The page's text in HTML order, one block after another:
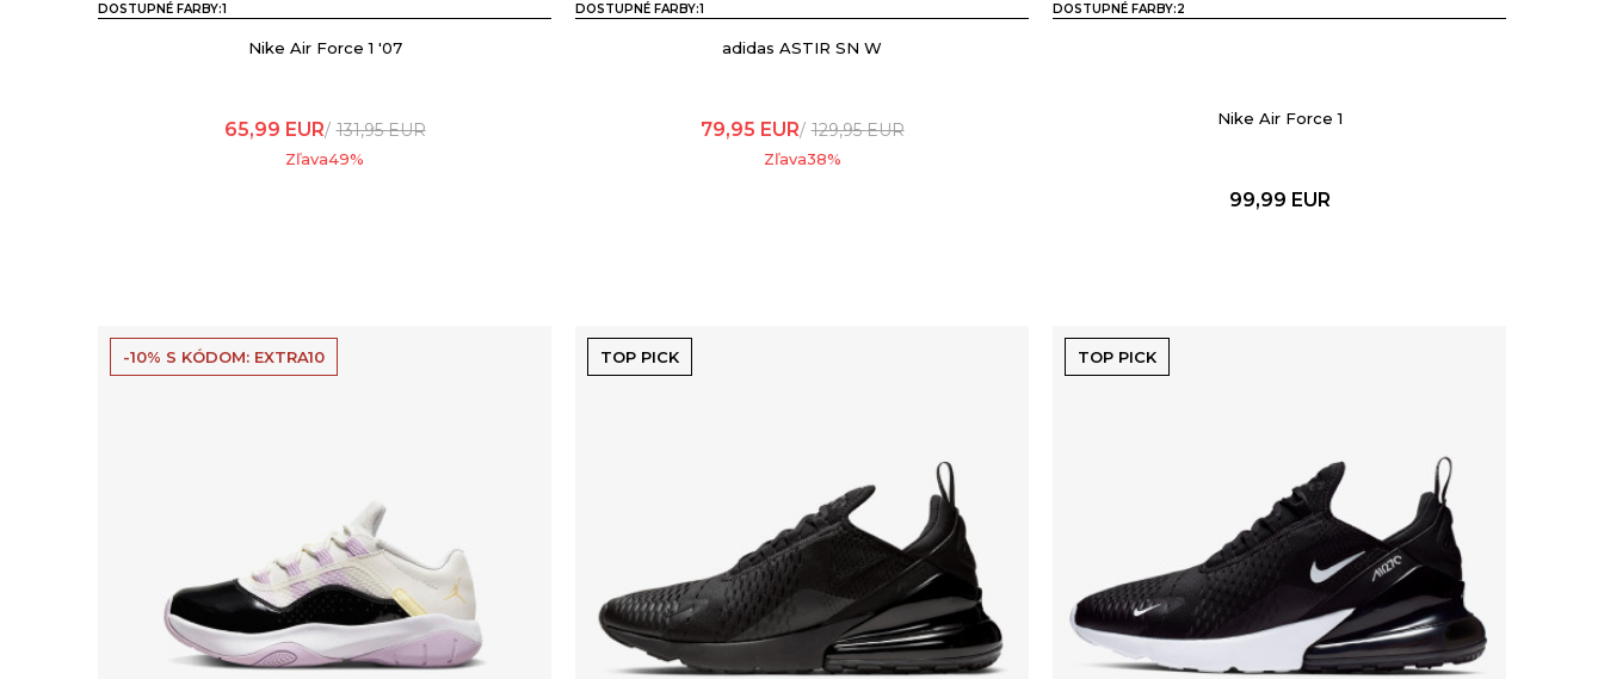
DOSTUPNÉ FARBY:1
Nike Air Force 1 '07
65,99 EUR 131,95EUR
Zľava49%
DOSTUPNÉ FARBY:1
adidas ASTIR SN W
79,95 EUR 129,95EUR
Zľava38%
DOSTUPNÉ FARBY:2
Nike Air Force 1
99,99 EUR
-10% S KÓDOM: EXTRA10 TOP PICK TOP PICK